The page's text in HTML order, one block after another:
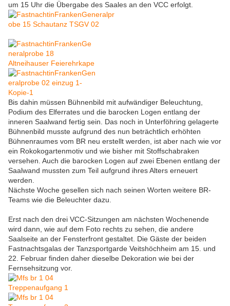
um 15 Uhr die Übergabe des Saales an den VCC erfolgt.
Bis dahin müssen Bühnenbild mit aufwändiger Beleuchtung,
Podium des Elferrates und die barocken Logen entlang der
inneren Saalwand fertig sein. Das noch in Unterföhring gelagerte
Bühnenbild musste aufgrund des nun beträchtlich erhöhten
Bühnenraumes vom BR neu erstellt werden, ist aber nach wie vor
ein Rokokogartenmotiv und wie bisher mit Stoffschabraken
versehen. Auch die barocken Logen auf zwei Ebenen entlang der
Saalwand mussten zum Teil aufgrund ihres Alters erneuert
werden.
Nächste Woche gesellen sich nach seinen Worten weitere BR-
Teams wie die Beleuchter dazu.
Erst nach den drei VCC-Sitzungen am nächsten Wochenende
wird dann, wie auf dem Foto rechts zu sehen, die andere
Saalseite an der Fensterfront gestaltet. Die Gäste der beiden
Fastnachtsgalas der Tanzsportgarde Veitshöchheim am 15. und
22. Februar finden daher dieselbe Dekoration wie bei der
Fernsehsitzung vor.